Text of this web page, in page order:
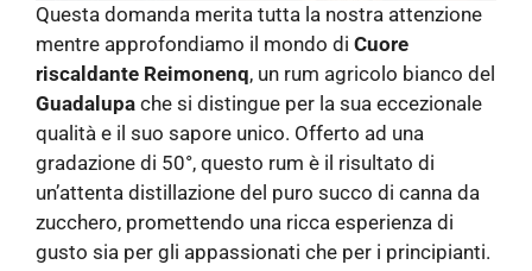
Questa domanda merita tutta la nostra attenzione
mentre approfondiamo il mondo di Cuore
riscaldante Reimonenq, un rum agricolo bianco del
Guadalupa che si distingue per la sua eccezionale
qualità e il suo sapore unico. Offerto ad una
gradazione di 50°, questo rum è il risultato di
un’attenta distillazione del puro succo di canna da
zucchero, promettendo una ricca esperienza di
gusto sia per gli appassionati che per i principianti.